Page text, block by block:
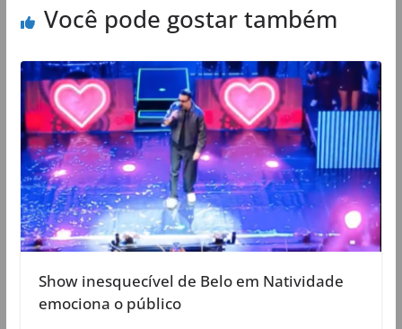
Você pode gostar também
Show inesquecível de Belo em Natividade
emociona o público